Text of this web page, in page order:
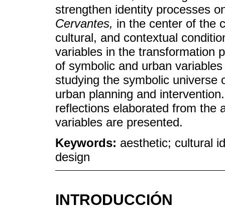
strengthen identity processes
Cervantes, in the center of the
cultural, and contextual
variables in the transformation
of symbolic and urban
studying the symbolic universe
urban planning and
reflections elaborated from the
variables are presented.
Keywords: aesthetic; cultural
design
INTRODUCCIÓN